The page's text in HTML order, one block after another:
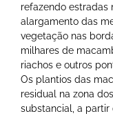
refazendo estradas
alargamento das
vegetação nas
milhares de
riachos e outros
Os plantios das
residual na zona
substancial, a